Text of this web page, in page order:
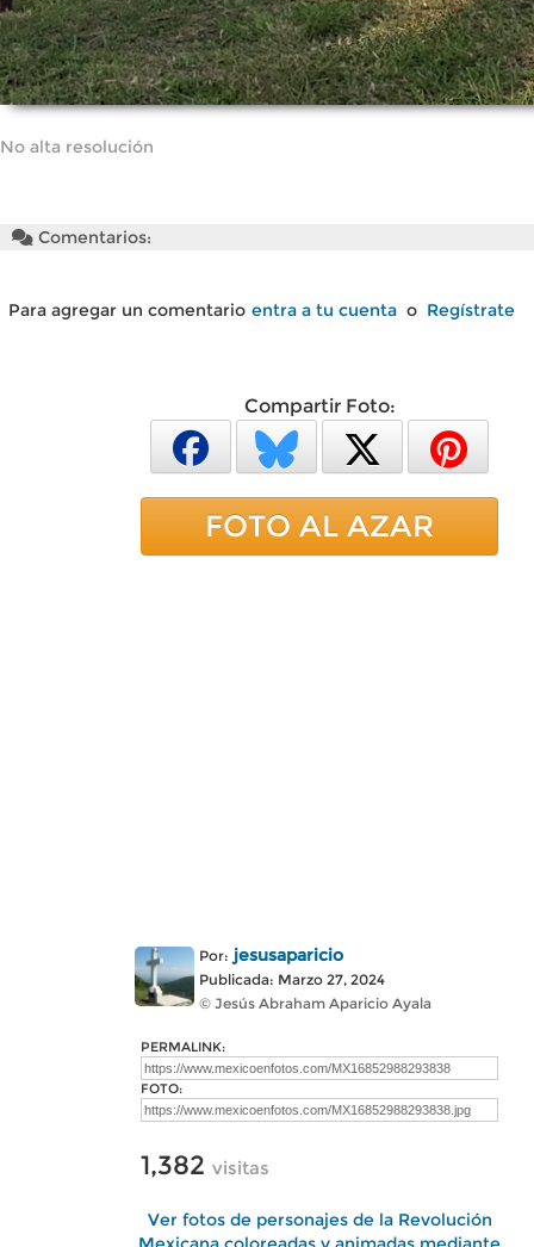
No alta resolución
Comentarios:
Para agregar un comentario entra a tu cuenta o Regístrate
Compartir Foto:
FOTO AL AZAR
Por: jesusaparicio
Publicada: Marzo 27, 2024
© Jesús Abraham Aparicio Ayala
PERMALINK:
FOTO:
1,382 visitas
Ver fotos de personajes de la Revolución